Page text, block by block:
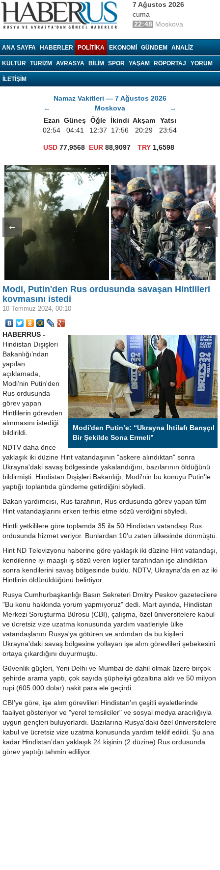
7 Ağustos 2026
cuma
22:48 Moskova
ANA SAYFA HABERLER POLITIKA EKONOMI GÜNDEM ANALIZ
KÜLTÜR TURIZM AVRASYA BILIM SPOR YAŞAM RÖPORTAJ YORUM
İLETİŞİM
Namaz Vakitleri — 7 Ağustos 2026
←
Moskova
→
Ezan Güneş Öğle İkindi Akşam
Yatsı
02:54
04:41 12:37 17:56 20:29 23:54
USD 77,9568 EUR 88,9097 TRY1,6598
← →
Modi, Putin'den Rus ordusunda savaşan Hintlileri
kovmasını istedi
10 Temmuz 2024, 00:10
Modi'den Putin’e: “Ukrayna İhtilafı Barışçıl
Bir Şekilde Sona Ermeli”
HABERRUS -
Hindistan Dışişleri
Bakanlığı’ndan
yapılan
açıklamada,
Modi’nin Putin'den
Rus ordusunda
görev yapan
Hintlilerin görevden
alınmasını istediği
bildirildi.
NDTV daha önce
yaklaşık iki düzine Hint vatandaşının "askere alındıktan" sonra
Ukrayna'daki savaş bölgesinde yakalandığını, bazılarının öldüğünü
bildirmişti. Hindistan Dışişleri Bakanlığı, Modi'nin bu konuyu Putin'le
yaptığı toplantıda gündeme getirdiğini söyledi.
Bakan yardımcısı, Rus tarafının, Rus ordusunda görev yapan tüm
Hint vatandaşlarını erken terhis etme sözü verdiğini söyledi.
Hintli yetkililere göre toplamda 35 ila 50 Hindistan vatandaşı Rus
ordusunda hizmet veriyor. Bunlardan 10'u zaten ülkesinde dönmüştü.
Hint ND Televizyonu haberine göre yaklaşık iki düzine Hint vatandaşı,
kendilerine iyi maaşlı iş sözü veren kişiler tarafından işe alındıktan
sonra kendilerini savaş bölgesinde buldu. NDTV, Ukrayna'da en az iki
Hintlinin öldürüldüğünü belirtiyor.
Rusya Cumhurbaşkanlığı Basın Sekreteri Dmitry Peskov gazetecilere
"Bu konu hakkında yorum yapmıyoruz" dedi. Mart ayında, Hindistan
Merkezi Soruşturma Bürosu (CBI), çalışma, özel üniversitelere kabul
ve ücretsiz vize uzatma konusunda yardım vaatleriyle ülke
vatandaşlarını Rusya'ya götüren ve ardından da bu kişileri
Ukrayna'daki savaş bölgesine yollayan işe alım görevlileri şebekesini
ortaya çıkardığını duyurmuştu.
Güvenlik güçleri, Yeni Delhi ve Mumbai de dahil olmak üzere birçok
şehirde arama yaptı, çok sayıda şüpheliyi gözaltına aldı ve 50 milyon
rupi (605.000 dolar) nakit para ele geçirdi.
CBI'ye göre, işe alım görevlileri Hindistan'ın çeşitli eyaletlerinde
faaliyet gösteriyor ve "yerel temsilciler" ve sosyal medya aracılığıyla
uygun gençleri buluyorlardı. Bazılarına Rusya'daki özel üniversitelere
kabul ve ücretsiz vize uzatma konusunda yardım teklif edildi. Şu ana
kadar Hindistan’dan yaklaşık 24 kişinin (2 düzine) Rus ordusunda
görev yaptığı tahmin ediliyor.